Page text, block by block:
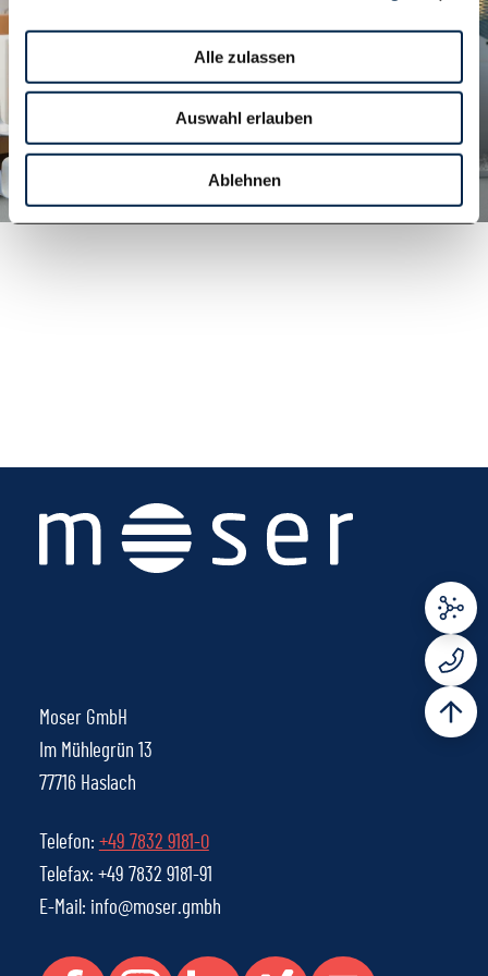
Alle zulassen
Auswahl erlauben
Ablehnen
Moser GmbH
Im Mühlegrün 13
77716 Haslach
Telefon: +49 7832 9181-0
Telefax: +49 7832 9181-91
E-Mail: info@moser.gmbh